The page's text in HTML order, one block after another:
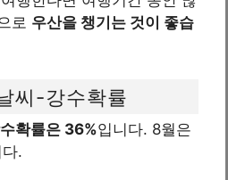
로 우산을 챙기는 것이 좋습
씨-강수확률
확률은 36%입니다. 8월은
.